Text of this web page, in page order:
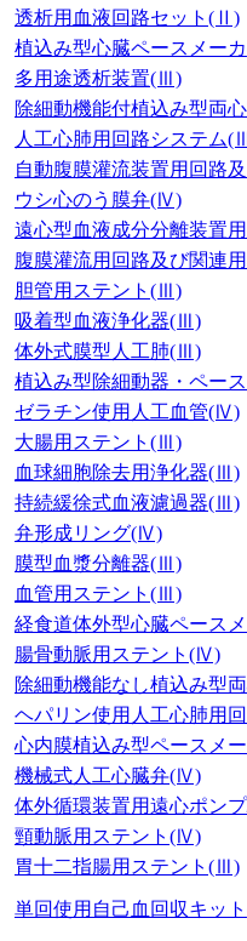
透析用血液回路セット (Ⅱ)
植込み型心臓ペースメーカ
多用途透析装置(Ⅲ)
除細動機能付植込み型両
人工心肺用回路システム
自動腹膜灌流装置用回路
ウシ心のう膜弁(Ⅳ)
遠心型血液成分分離装置
腹膜灌流用回路及び関連
胆管用ステント (Ⅲ)
吸着型血液浄化器(Ⅲ)
体外式膜型人工肺(Ⅲ)
植込み型除細動器・ペー
ゼラチン使用人工血管(Ⅳ)
大腸用ステント (Ⅲ)
血球細胞除去用浄化器(Ⅲ)
持続緩徐式血液濾過器(Ⅲ)
弁形成リング(Ⅳ)
膜型血漿分離器(Ⅲ)
血管用ステント (Ⅲ)
経食道体外型心臓ペース
腸骨動脈用ステント (Ⅳ)
除細動機能なし植込み型
ヘパリン使用人工心肺用
心内膜植込み型ペースメ
機械式人工心臓弁(Ⅳ)
体外循環装置用遠心ポン
頸動脈用ステント (Ⅳ)
胃十二指腸用ステント (Ⅲ)
単回使用自己血回収キット